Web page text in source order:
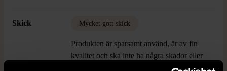
Skick Mycket gott skick
Produkten är sparsamt använd, är av fin
kvalitet och ska inte ha några skador eller